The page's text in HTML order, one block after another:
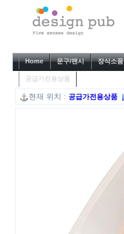
Home 문구/팬시 장식소품
공급가전용상품
현재 위치 : 공급가전용상품